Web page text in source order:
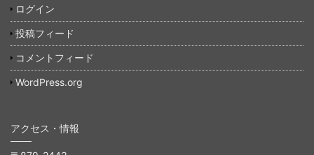
ログイン
投稿フィード
コメントフィード
WordPress.org
アクセス・情報